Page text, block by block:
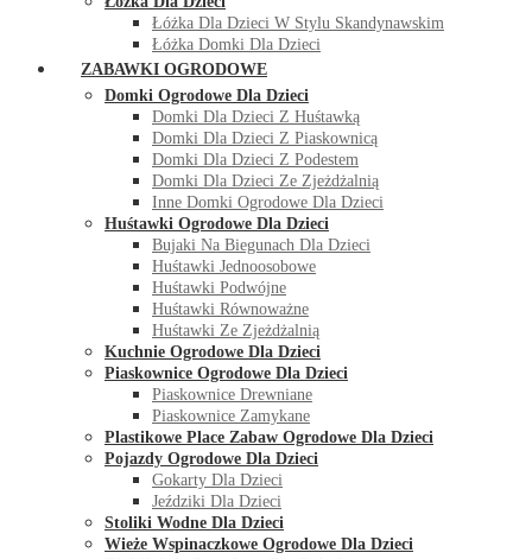
Łóżka Dla Dzieci W Stylu Skandynawskim
Łóżka Domki Dla Dzieci
ZABAWKI OGRODOWE
Domki Ogrodowe Dla Dzieci
Domki Dla Dzieci Z Huśtawką
Domki Dla Dzieci Z Piaskownicą
Domki Dla Dzieci Z Podestem
Domki Dla Dzieci Ze Zjeżdżalnią
Inne Domki Ogrodowe Dla Dzieci
Huśtawki Ogrodowe Dla Dzieci
Bujaki Na Biegunach Dla Dzieci
Huśtawki Jednoosobowe
Huśtawki Podwójne
Huśtawki Równoważne
Huśtawki Ze Zjeżdżalnią
Kuchnie Ogrodowe Dla Dzieci
Piaskownice Ogrodowe Dla Dzieci
Piaskownice Drewniane
Piaskownice Zamykane
Plastikowe Place Zabaw Ogrodowe Dla Dzieci
Pojazdy Ogrodowe Dla Dzieci
Gokarty Dla Dzieci
Jeździki Dla Dzieci
Stoliki Wodne Dla Dzieci
Wieże Wspinaczkowe Ogrodowe Dla Dzieci